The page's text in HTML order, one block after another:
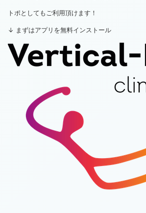
トポとしてもご利用頂けます！
↓ まずはアプリを無料インストール